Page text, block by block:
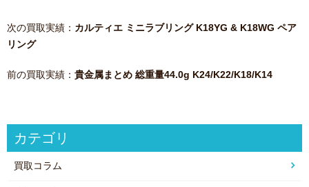
次の買取実績： カルティエ ミニラブリング K18YG & K18WG ペア
リング
前の買取実績： 貴金属まとめ 総重量44.0g K24/K22/K18/K14
カテゴリ
買取コラム